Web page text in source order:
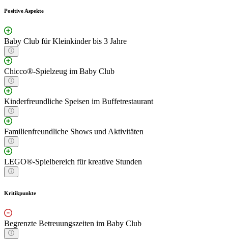
Positive Aspekte
Baby Club für Kleinkinder bis 3 Jahre
Chicco®-Spielzeug im Baby Club
Kinderfreundliche Speisen im Buffetrestaurant
Familienfreundliche Shows und Aktivitäten
LEGO®-Spielbereich für kreative Stunden
Kritikpunkte
Begrenzte Betreuungszeiten im Baby Club